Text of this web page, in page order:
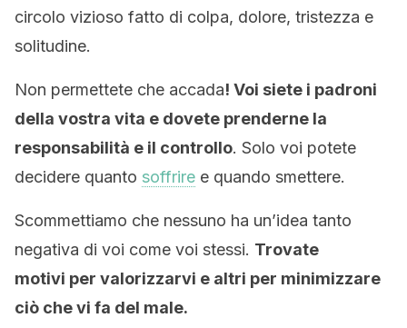
circolo vizioso fatto di colpa, dolore, tristezza e
solitudine.
Non permettete che accada! Voi siete i padroni
della vostra vita e dovete prenderne la
responsabilità e il controllo. Solo voi potete
decidere quanto soffrire e quando smettere.
Scommettiamo che nessuno ha un’idea tanto
negativa di voi come voi stessi. Trovate
motivi per valorizzarvi e altri per minimizzare
ciò che vi fa del male.